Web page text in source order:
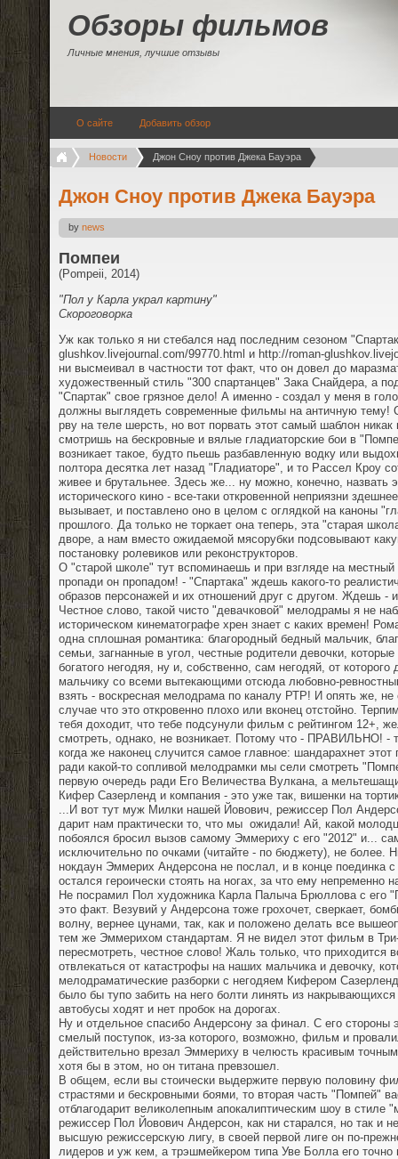
Обзоры фильмов
Личные мнения, лучшие отзывы
О сайте Добавить обзор
Новости Джон Сноу против Джека Бауэра
Джон Сноу против Джека Бауэра
by news
Помпеи
(Pompeii, 2014)
"Пол у Карла украл картину"
Скороговорка
Уж как только я ни стебался над последним сезоном
glushkov.livejournal.com/99770.html и http://roman-
ни высмеивал в частности тот факт, что он довел до
художественный стиль "300 спартанцев" Зака Снайдера, а
"Спартак" свое грязное дело! А именно - создал у меня в
должны выглядеть современные фильмы на античную тему!
рву на теле шерсть, но вот порвать этот самый шаблон никак
смотришь на бескровные и вялые гладиаторские бои в
возникает такое, будто пьешь разбавленную водку или
полтора десятка лет назад "Гладиаторе", и то Рассел Кроу
живее и брутальнее. Здесь же... ну можно, конечно, назвать
исторического кино - все-таки откровенной неприязни
вызывает, и поставлено оно в целом с оглядкой на каноны
прошлого. Да только не торкает она теперь, эта "старая
дворе, а нам вместо ожидаемой мясорубки подсовывают
постановку ролевиков или реконструкторов.
О "старой школе" тут вспоминаешь и при взгляде на
пропади он пропадом! - "Спартака" ждешь какого-то
образов персонажей и их отношений друг с другом. Ждешь -
Честное слово, такой чисто "девачковой" мелодрамы я не
историческом кинематографе хрен знает с каких времен!
одна сплошная романтика: благородный бедный мальчик,
семьи, загнанные в угол, честные родители девочки,
богатого негодяя, ну и, собственно, сам негодяй, от которого
мальчику со всеми вытекающими отсюда любовно-
взять - воскресная мелодрама по каналу РТР! И опять же,
случае что это откровенно плохо или вконец отстойно.
тебя доходит, что тебе подсунули фильм с рейтингом 12+,
смотреть, однако, не возникает. Потому что - ПРАВИЛЬНО!
когда же наконец случится самое главное: шандарахнет
ради какой-то сопливой мелодрамки мы сели смотреть
первую очередь ради Его Величества Вулкана, а
Кифер Сазерленд и компания - это уже так, вишенки на
...И вот тут муж Милки нашей Йовович, режиссер Пол
дарит нам практически то, что мы ожидали! Ай, какой
побоялся бросил вызов самому Эммериху с его "2012" и...
исключительно по очками (читайте - по бюджету), не более.
нокдаун Эммерих Андерсона не послал, и в конце поединка
остался героически стоять на ногах, за что ему непременно
Не посрамил Пол художника Карла Палыча Брюллова с его
это факт. Везувий у Андерсона тоже грохочет, сверкает,
волну, вернее цунами, так, как и положено делать все
тем же Эммерихом стандартам. Я не видел этот фильм в
пересмотреть, честное слово! Жаль только, что приходится
отвлекаться от катастрофы на наших мальчика и девочку,
мелодраматические разборки с негодяем Кифером
было бы тупо забить на него болти линять из
автобусы ходят и нет пробок на дорогах.
Ну и отдельное спасибо Андерсону за финал. С его стороны
смелый поступок, из-за которого, возможно, фильм и
действительно врезал Эммериху в челюсть красивым
хотя бы в этом, но он титана превзошел.
В общем, если вы стоически выдержите первую половину
страстями и бескровными боями, то вторая часть "Помпей"
отблагодарит великолепным апокалиптическим шоу в стиле
режиссер Пол Йовович Андерсон, как ни старался, но так и
высшую режиссерскую лигу, в своей первой лиге он по-
лидеров и уж кем, а трэшмейкером типа Уве Болла его точно